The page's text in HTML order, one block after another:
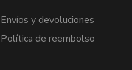
Envíos y devoluciones
Política de reembolso